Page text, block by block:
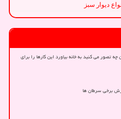
دیوار سبز
تصور می کنید به خانه بیاورد این کارها را برای
برخی سرطان ها